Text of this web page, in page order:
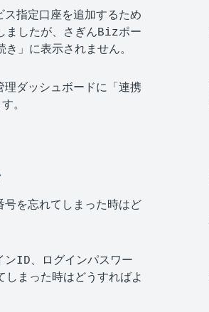
指定口座を追加するため
ましたが、さぎんBizポー
」に表示されません。
理ダッシュボードに「連携
。
号を忘れてしまった時はど
ンID、ログインパスワー
しまった時はどうすればよ